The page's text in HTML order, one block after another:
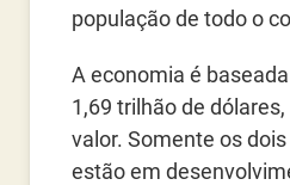
população de todo o
A economia é
1,69 trilhão de
valor. Somente os
estão em